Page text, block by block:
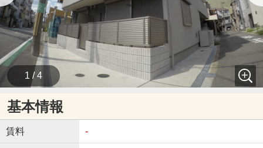
1 / 4
基本情報
賃料 -